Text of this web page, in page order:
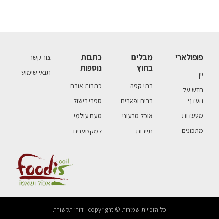
פופולארי
יין
חדש על
המדף
מסעדות
מתכונים
מבלים
בחוץ
בתי קפה
ברים ופאבים
אוכל טבעוני
תיירות
כתבות
נוספות
כתבות אורח
ספרי בישול
טעם עולמי
למקצוענים
צור קשר
תנאי שימוש
כל הזכויות שמורות © copyright | דורן תקשורת